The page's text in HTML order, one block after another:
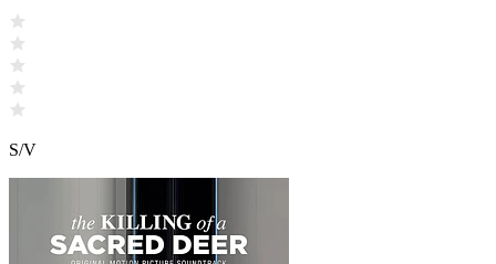
S/V